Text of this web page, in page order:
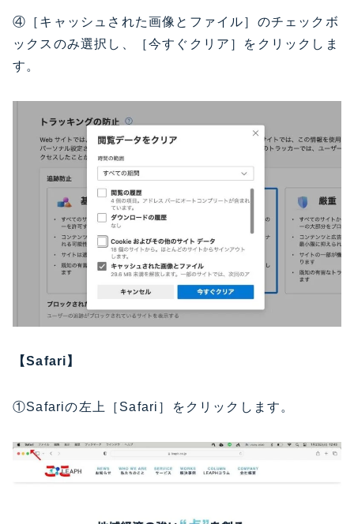
④［キャッシュされた画像とファイル］のチェックボ
ックスのみ選択し、［今すぐクリア］をクリックしま
す。
【Safari】
①Safariの左上［Safari］をクリックします。